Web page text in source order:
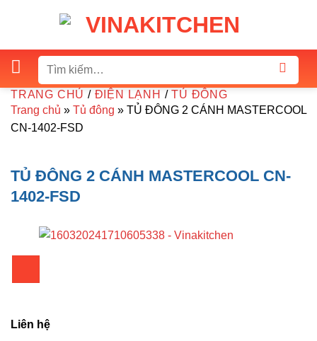
Tìm
kiếm:
TRANG CHỦ / ĐIỆN LẠNH / TỦ ĐÔNG
Trang chủ » Tủ đông » TỦ ĐÔNG 2 CÁNH MASTERCOOL
CN-1402-FSD
TỦ ĐÔNG 2 CÁNH MASTERCOOL CN-
1402-FSD
Liên hệ